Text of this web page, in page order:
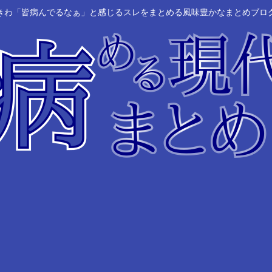
わ「皆病んでるなぁ」と感じるスレをまとめる風味豊かなまとめブロ